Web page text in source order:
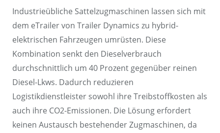
Industrieübliche Sattelzugmaschinen lassen sich mit
dem eTrailer von Trailer Dynamics zu hybrid-
elektrischen Fahrzeugen umrüsten. Diese
Kombination senkt den Dieselverbrauch
durchschnittlich um 40 Prozent gegenüber reinen
Diesel-Lkws. Dadurch reduzieren
Logistikdienstleister sowohl ihre Treibstoffkosten als
auch ihre CO2-Emissionen. Die Lösung erfordert
keinen Austausch bestehender Zugmaschinen, da